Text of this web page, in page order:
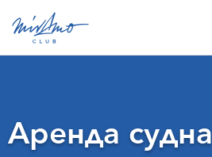
Аренда судна